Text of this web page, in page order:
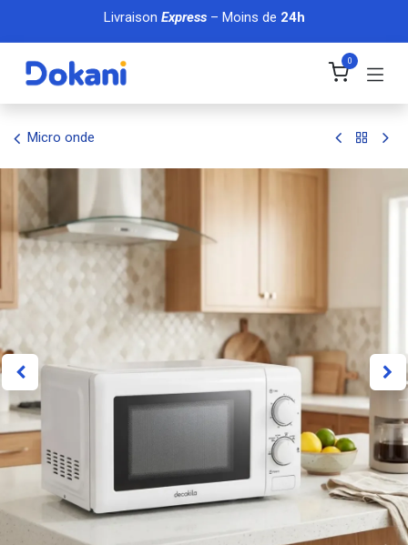
Se rendre au contenu
Livraison Express– Moins de 24h
0
Micro onde